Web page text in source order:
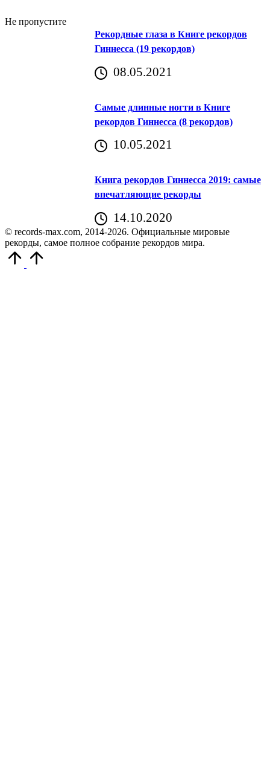
Не пропустите
Рекордные глаза в Книге рекордов
Гиннесса (19 рекордов)
08.05.2021
Самые длинные ногти в Книге
рекордов Гиннесса (8 рекордов)
10.05.2021
Книга рекордов Гиннесса 2019: самые
впечатляющие рекорды
14.10.2020
© records-max.com, 2014-2026. Официальные мировые
рекорды, самое полное собрание рекордов мира.